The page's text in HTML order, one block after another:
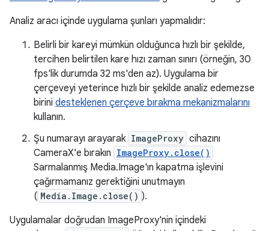
Analiz aracı içinde uygulama şunları yapmalıdır:
Belirli bir kareyi mümkün olduğunca hızlı bir şekilde,
tercihen belirtilen kare hızı zaman sınırı (örneğin, 30
fps'lik durumda 32 ms'den az). Uygulama bir
çerçeveyi yeterince hızlı bir şekilde analiz edemezse
birini desteklenen çerçeve bırakma mekanizmalarını
kullanın.
Şu numarayı arayarak ImageProxy cihazını
CameraX'e bırakın ImageProxy.close()
Sarmalanmış Media.Image'ın kapatma işlevini
çağırmamanız gerektiğini unutmayın
( Media.Image.close() ).
Uygulamalar doğrudan ImageProxy'nin içindeki